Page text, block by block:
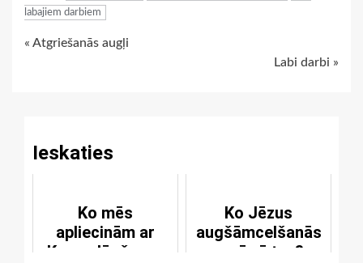
labajiem darbiem
Continue
« Atgriešanās augļi
Labi darbi »
Ieskaties
Ko mēs
apliecinām ar
Kunga lūgšanas
Ko Jēzus
augšāmcelšanās
nozīmē tev?